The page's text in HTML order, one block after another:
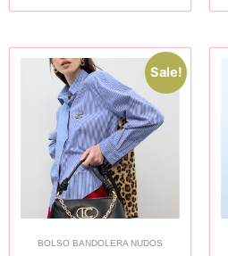
Sale!
BOLSO BANDOLERA NUDOS